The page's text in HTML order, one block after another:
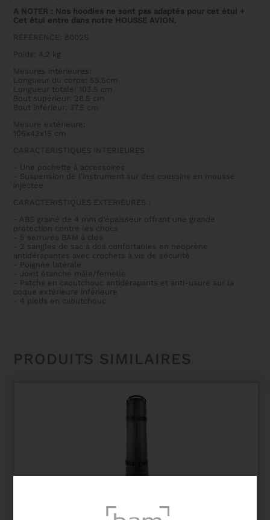
A NOTER : Nos hoodies ne sont pas adaptés pour cet étui +
Cet étui entre dans notre HOUSSE AVION.
RÉFÉRENCE: 8002S
Poids: 4,2 kg
Mesures intérieures:
Longueur du corps: 55.5cm
Longueur totale: 103.5 cm
Bout supérieur: 28.5 cm
Bout inférieur: 37.5 cm
Mesure extérieure:
106x42x15 cm
CARACTÉRISTIQUES INTÉRIEURES :
- Une pochette à accessoires
- Suspension de l'instrument sur des coussins en mousse
injectée
CARACTERISTIQUES EXTERIEURES :
- ABS grainé de 4 mm d'épaisseur offrant une grande
protection contre les chocs
- 5 serrures BAM à clés
- 2 sangles de sac à dos confortables en néoprène
antidérapantes avec crochets à vis de sécurité
- Poignée latérale
- Joint étanche mâle/femelle
- Patchs en caoutchouc antidérapants et anti-usure sur la
coque extérieure inférieure
- 4 pieds en caoutchouc
PRODUITS SIMILAIRES
ETUI DE SOPRANO HIP HOP